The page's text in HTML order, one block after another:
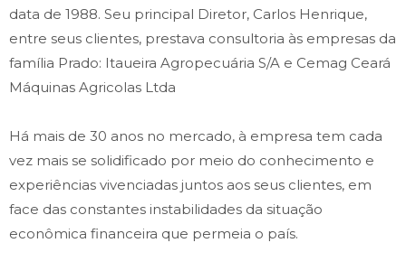
data de 1988. Seu principal Diretor, Carlos Henrique,
entre seus clientes, prestava consultoria às empresas da
família Prado: Itaueira Agropecuária S/A e Cemag Ceará
Máquinas Agricolas Ltda
Há mais de 30 anos no mercado, à empresa tem cada
vez mais se solidificado por meio do conhecimento e
experiências vivenciadas juntos aos seus clientes, em
face das constantes instabilidades da situação
econômica financeira que permeia o país.